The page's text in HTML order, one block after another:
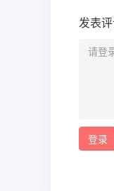
发表
登录